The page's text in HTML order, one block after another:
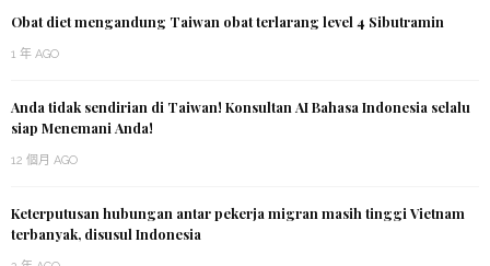
Obat diet mengandung Taiwan obat terlarang level 4 Sibutramin
1 年 AGO
Anda tidak sendirian di Taiwan! Konsultan AI Bahasa Indonesia selalu
siap Menemani Anda!
12 個月 AGO
Keterputusan hubungan antar pekerja migran masih tinggi Vietnam
terbanyak, disusul Indonesia